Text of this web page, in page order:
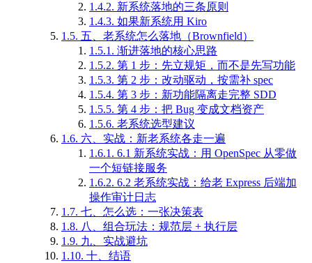
1.4.2. 新系统落地的三条原则
1.4.3. 如果新系统用 Kiro
1.5. 五、老系统怎么落地（Brownfield）
1.5.1. 渐进落地的核心思路
1.5.2. 第 1 步：先立规矩，而不是先写功能
1.5.3. 第 2 步：改动驱动，按需补 spec
1.5.4. 第 3 步：新功能隔离走完整 SDD
1.5.5. 第 4 步：把 Bug 变成文档资产
1.5.6. 老系统选型建议
1.6. 六、实战：新老系统各走一遍
1.6.1. 6.1 新系统实战：用 OpenSpec 从零做
一个短链接服务
1.6.2. 6.2 老系统实战：给老 Express 后端加
操作审计日志
1.7. 七、怎么选：一张决策表
1.8. 八、组合玩法：规范层 + 执行层
1.9. 九、实战避坑
1.10. 十、结语